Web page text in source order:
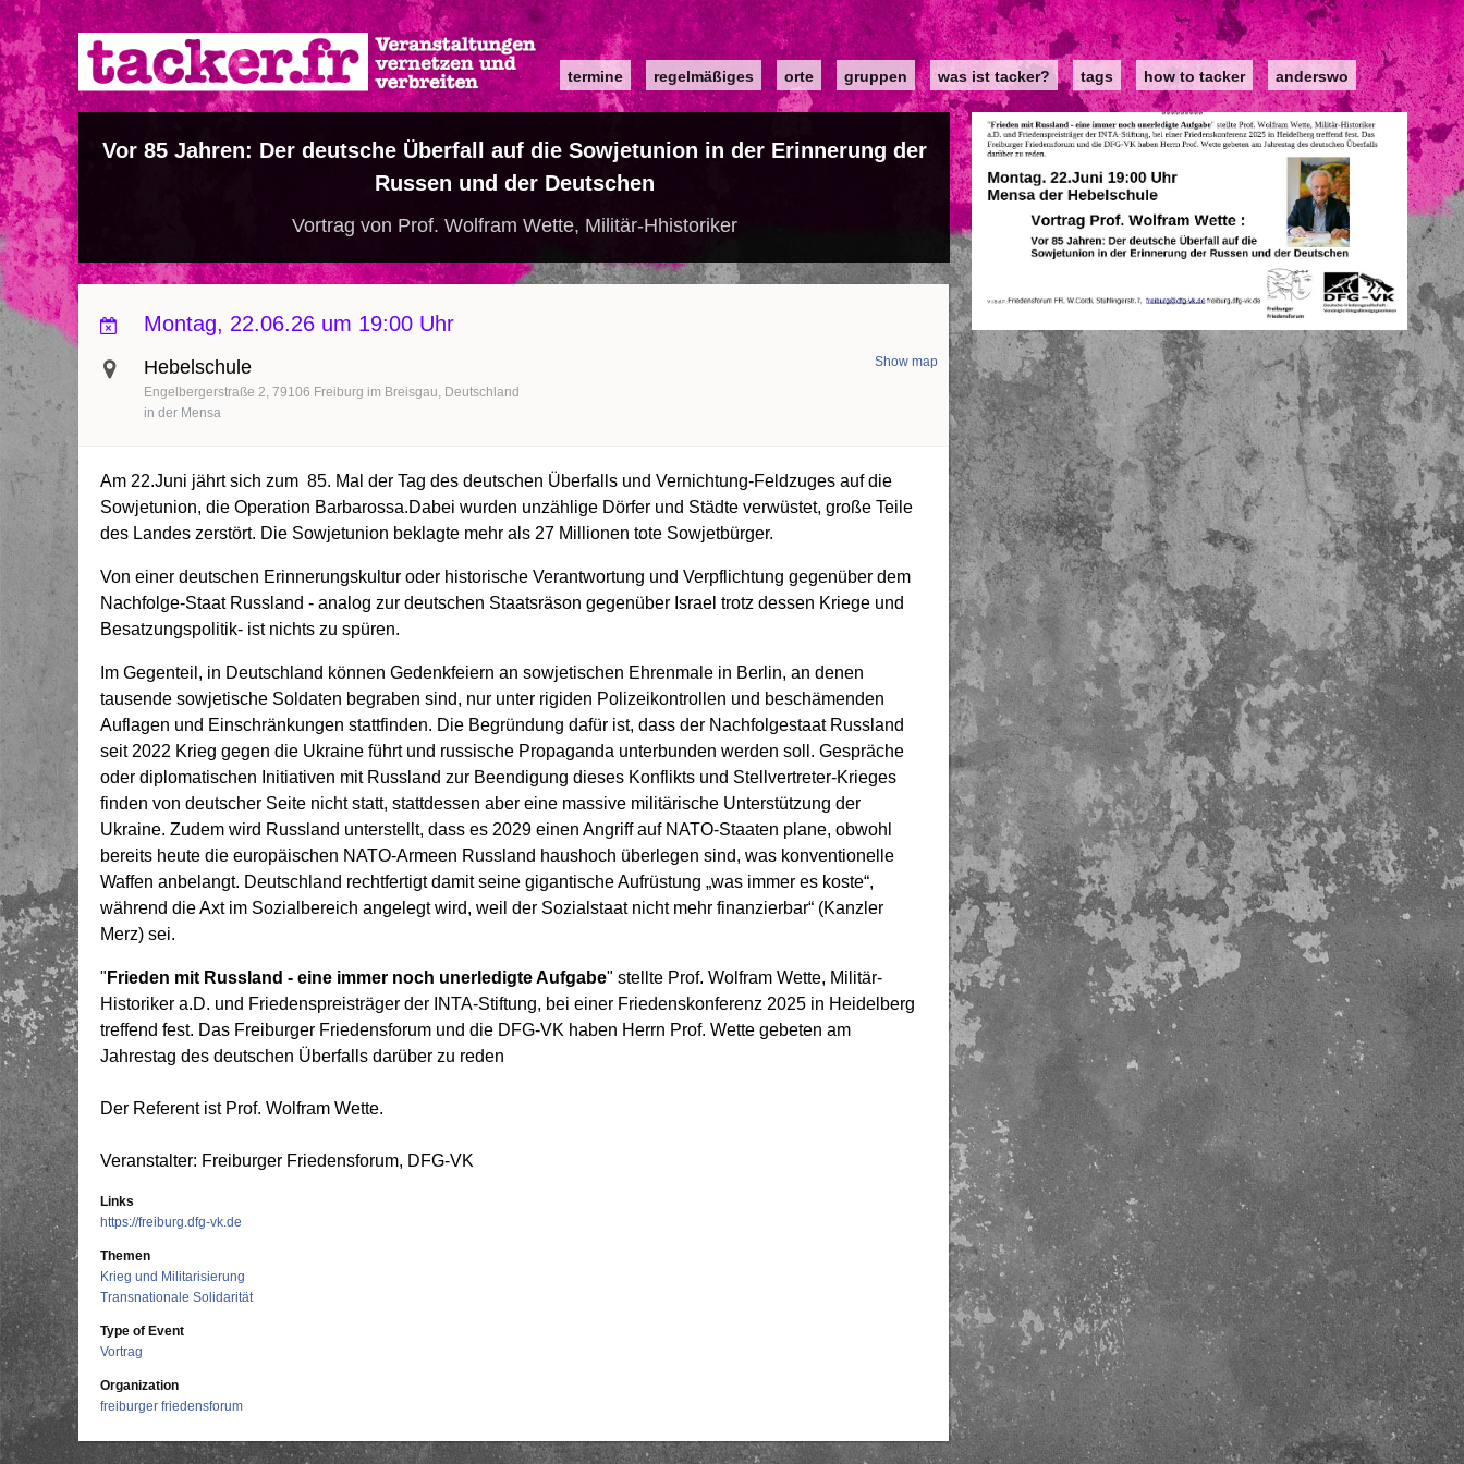
Direkt
zum
Inhalt
Main
navigation
termine regelmäßiges orte gruppen was ist tacker? tags how to tacker anderswo
Vor 85 Jahren: Der deutsche Überfall auf die Sowjetunion in der Erinnerung der
Russen und der Deutschen
Vortrag von Prof. Wolfram Wette, Militär-Hhistoriker
Montag, 22.06.26 um 19:00 Uhr
Hebelschule
Engelbergerstraße 2 79106 Freiburg im Breisgau Deutschland
Show map
in der Mensa
Am 22.Juni jährt sich zum 85. Mal der Tag des deutschen Überfalls und Vernichtung-Feldzuges auf die
Sowjetunion, die Operation Barbarossa.Dabei wurden unzählige Dörfer und Städte verwüstet, große Teile
des Landes zerstört. Die Sowjetunion beklagte mehr als 27 Millionen tote Sowjetbürger.
Von einer deutschen Erinnerungskultur oder historische Verantwortung und Verpflichtung gegenüber dem
Nachfolge-Staat Russland - analog zur deutschen Staatsräson gegenüber Israel trotz dessen Kriege und
Besatzungspolitik- ist nichts zu spüren.
Im Gegenteil, in Deutschland können Gedenkfeiern an sowjetischen Ehrenmale in Berlin, an denen
tausende sowjetische Soldaten begraben sind, nur unter rigiden Polizeikontrollen und beschämenden
Auflagen und Einschränkungen stattfinden. Die Begründung dafür ist, dass der Nachfolgestaat Russland
seit 2022 Krieg gegen die Ukraine führt und russische Propaganda unterbunden werden soll. Gespräche
oder diplomatischen Initiativen mit Russland zur Beendigung dieses Konflikts und Stellvertreter-Krieges
finden von deutscher Seite nicht statt, stattdessen aber eine massive militärische Unterstützung der
Ukraine. Zudem wird Russland unterstellt, dass es 2029 einen Angriff auf NATO-Staaten plane, obwohl
bereits heute die europäischen NATO-Armeen Russland haushoch überlegen sind, was konventionelle
Waffen anbelangt. Deutschland rechtfertigt damit seine gigantische Aufrüstung „was immer es koste“,
während die Axt im Sozialbereich angelegt wird, weil der Sozialstaat nicht mehr finanzierbar“ (Kanzler
Merz) sei.
" Frieden mit Russland - eine immer noch unerledigte Aufgabe" stellte Prof. Wolfram Wette, Militär-
Historiker a.D. und Friedenspreisträger der INTA-Stiftung, bei einer Friedenskonferenz 2025 in Heidelberg
treffend fest. Das Freiburger Friedensforum und die DFG-VK haben Herrn Prof. Wette gebeten am
Jahrestag des deutschen Überfalls darüber zu reden
Der Referent ist Prof. Wolfram Wette.
Veranstalter: Freiburger Friedensforum, DFG-VK
Links
https://freiburg.dfg-vk.de
Themen
Krieg und Militarisierung
Transnationale Solidarität
Type of Event
Vortrag
Organization
freiburger friedensforum